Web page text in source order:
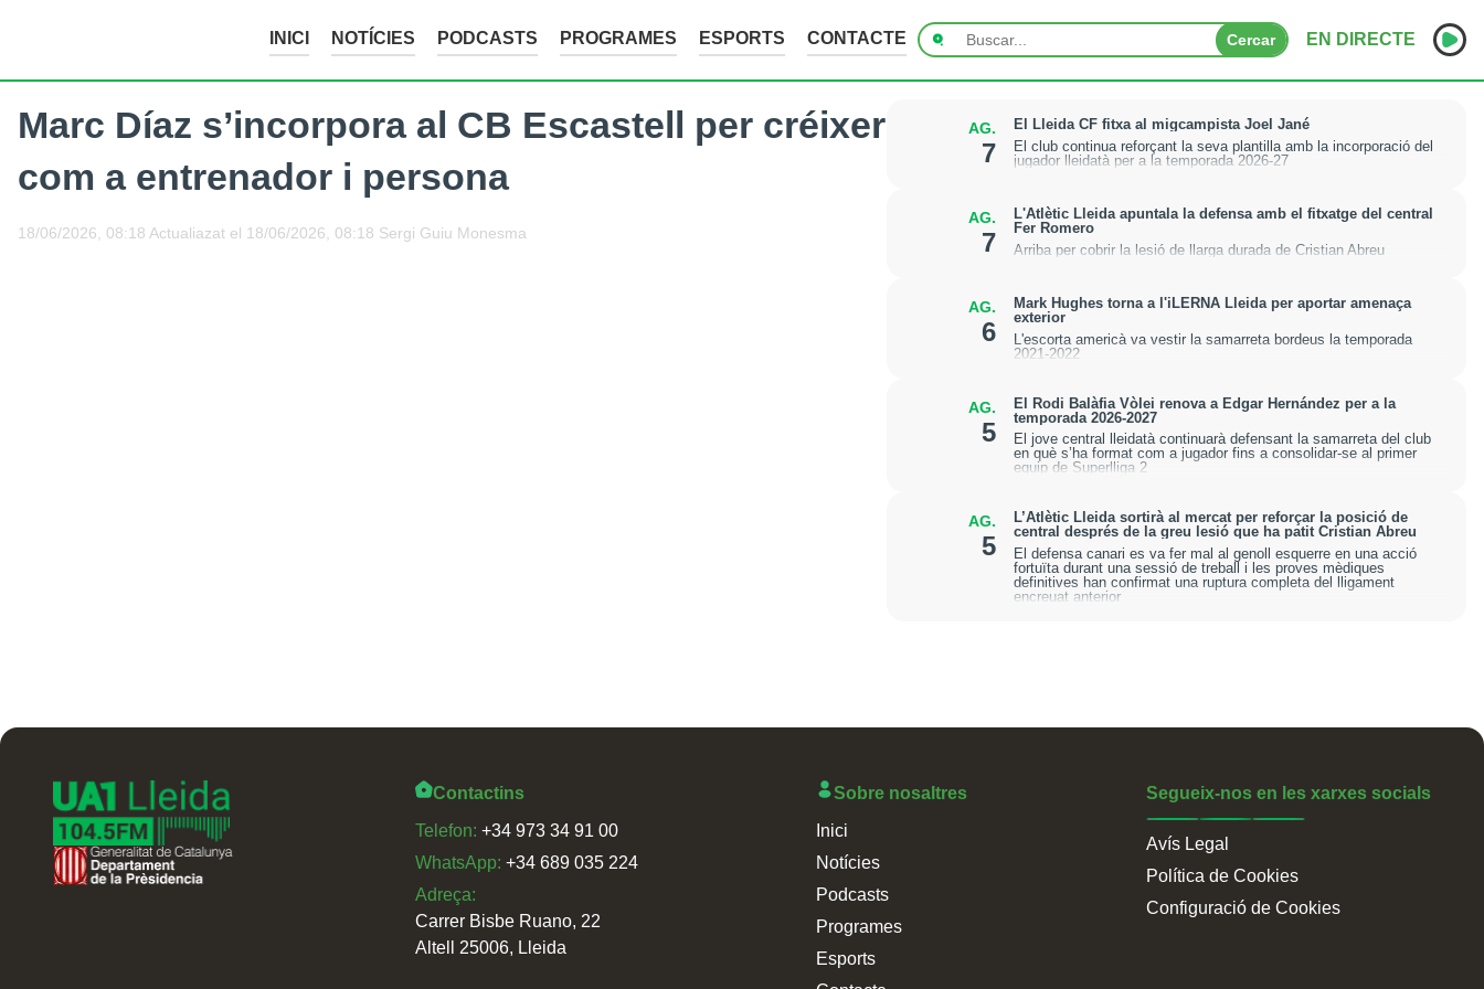
INICI NOTÍCIES PODCASTS PROGRAMES ESPORTS CONTACTE Cercar EN DIRECTE
PODCASTS
PROGRAMES
ESPORTS
CONTACTE
Marc Díaz s’incorpora al CB Escastell per créixer
com a entrenador i persona
18/06/2026, 08:18 Actualiazat el 18/06/2026, 08:18 Sergi Guiu Monesma
AG.
7
El Lleida CF fitxa al migcampista Joel Jané
El club continua reforçant la seva plantilla amb la incorporació del
jugador lleidatà per a la temporada 2026-27
AG.
7
L'Atlètic Lleida apuntala la defensa amb el fitxatge del central
Fer Romero
Arriba per cobrir la lesió de llarga durada de Cristian Abreu
AG.
6
Mark Hughes torna a l'iLERNA Lleida per aportar amenaça
exterior
L'escorta americà va vestir la samarreta bordeus la temporada
2021-2022
AG.
5
El Rodi Balàfia Vòlei renova a Edgar Hernández per a la
temporada 2026-2027
El jove central lleidatà continuarà defensant la samarreta del club
en què s’ha format com a jugador fins a consolidar-se al primer
equip de Superlliga 2
AG.
5
L’Atlètic Lleida sortirà al mercat per reforçar la posició de
central després de la greu lesió que ha patit Cristian Abreu
El defensa canari es va fer mal al genoll esquerre en una acció
fortuïta durant una sessió de treball i les proves mèdiques
definitives han confirmat una ruptura completa del lligament
encreuat anterior
Contactins
Telefon: +34 973 34 91 00
WhatsApp: +34 689 035 224
Adreça:
Carrer Bisbe Ruano, 22
Altell 25006, Lleida
Sobre nosaltres
Inici
Notícies
Podcasts
Programes
Esports
Segueix-nos en les xarxes socials
Avís Legal
Política de Cookies
Configuració de Cookies